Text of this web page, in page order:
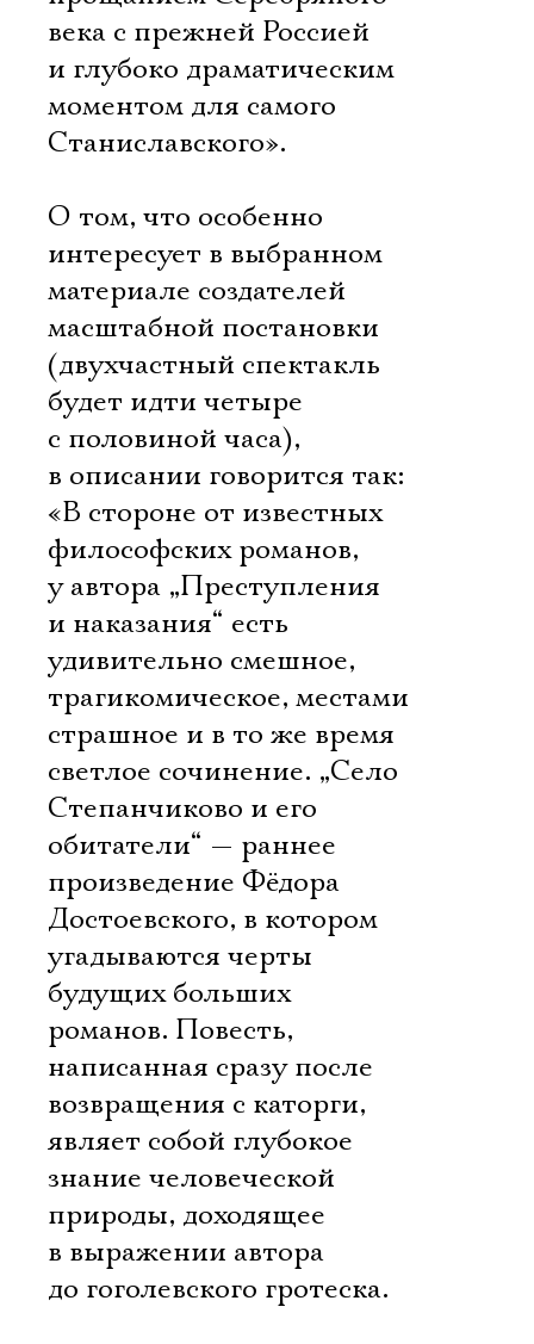
века с прежней Россией
и глубоко драматическим
моментом для самого
Станиславского».
О том, что особенно
интересует в выбранном
материале создателей
масштабной постановки
(двухчастный спектакль
будет идти четыре
с половиной часа),
в описании говорится так:
«В стороне от известных
философских романов,
у автора „Преступления
и наказания“ есть
удивительно смешное,
трагикомическое, местами
страшное и в то же время
светлое сочинение. „Село
Степанчиково и его
обитатели“ — раннее
произведение Фёдора
Достоевского, в котором
угадываются черты
будущих больших
романов. Повесть,
написанная сразу после
возвращения с каторги,
являет собой глубокое
знание человеческой
природы, доходящее
в выражении автора
до гоголевского гротеска.
Имя
Ознакомиться